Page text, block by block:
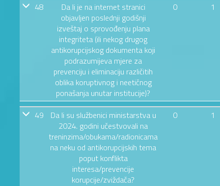
48
Da li je na internet stranici
objavljen poslednji godišnji
izveštaj o sprovođenju plana
integriteta (ili nekog drugog
antikorupcijskog dokumenta koji
podrazumijeva mjere za
prevenciju i eliminaciju različitih
oblika koruptivnog i neetičnog
ponašanja unutar institucije)?
0 1
49
Da li su službenici ministarstva u
2024. godini učestvovali na
treninzima/obukama/radionicama
na neku od antikorupcijskih tema
poput konflikta
interesa/prevencije
korupcije/zviždača?
0 1